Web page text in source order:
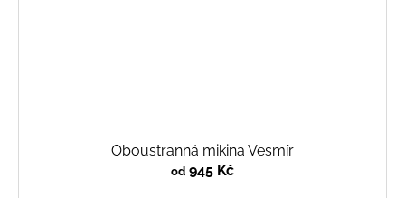
Oboustranná mikina Vesmír
od 945 Kč